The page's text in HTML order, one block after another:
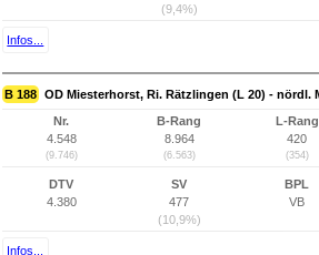
(9,4%)
Infos...
B 188 OD Miesterhorst, Ri. Rätzlingen (L 20) - nördl.
Nr.
4.548
(9.746)
B-Rang
8.964
(6.563)
L-Rang
420
(354)
DTV
4.380
SV
477
(10,9%)
BPL
VB
Infos...